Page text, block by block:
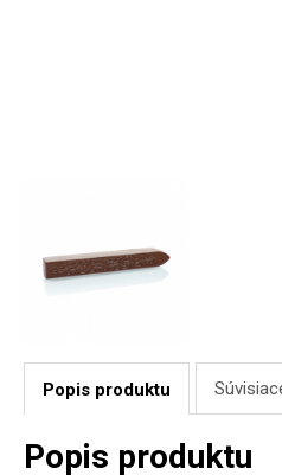
Popis produktu
Popis produktu